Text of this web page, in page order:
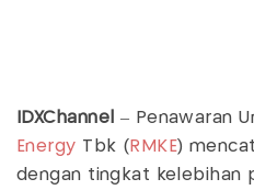
IDXChannel – Penawaran
Energy Tbk ( RMKE)
dengan tingkat kelebihan